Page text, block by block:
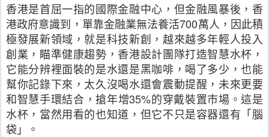
香港是首屈一指的國際金融中心，但金融風暴後，香
港政府意識到，單靠金融業無法養活700萬人，因此積
極發展新領域，就是科技新創，越來越多年輕人投入
創業，瞄準健康趨勢，香港設計團隊打造智慧水杯，
它能分辨裡面裝的是水還是黑咖啡，喝了多少，也能
幫你記錄下來，太久沒喝水還會震動提醒，未來更要
和智慧手環結合，搶年增35%的穿戴裝置市場。這是
水杯，當然用看的也知道，但它不只是容器還有「腦
袋」。